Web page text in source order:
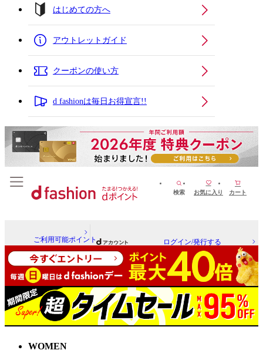
はじめての方へ
アウトレットガイド
クーポンの使い方
d fashionは毎日お得宣言!!
検索 お気に入り カート
ご利用可能ポイント ログイン/発行する
WOMEN